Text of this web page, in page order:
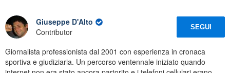
Giuseppe D'Alto
Contributor
SEGUI
Giornalista professionista dal 2001 con esperienza in cronaca
sportiva e giudiziaria. Un percorso ventennale iniziato quando